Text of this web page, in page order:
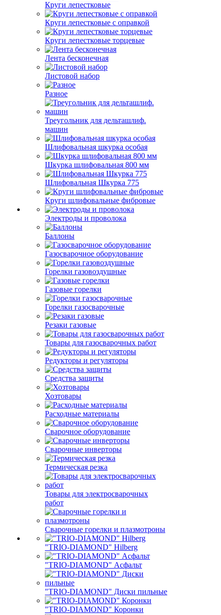
Круги лепестковые
Круги лепестковые с оправкой
Круги лепестковые торцевые
Лента бесконечная
Листовой набор
Разное
Треугольник для дельташлиф.
машин
Шлифовальная шкурка особая
Шкурка шлифовальная 800 мм
Шлифовальная Шкурка 775
Круги шлифовальные фибровые
Электроды и проволока
Баллоны
Газосварочное оборудование
Горелки газовоздушные
Газовые горелки
Горелки газосварочные
Резаки газовые
Товары для газосварочных работ
Редукторы и регуляторы
Средства защиты
Хозтовары
Расходные материалы
Сварочное оборудование
Сварочные инверторы
Термическая резка
Товары для электросварочных
работ
Сварочные горелки и плазмотроны
"TRIO-DIAMOND" Hilberg
"TRIO-DIAMOND" Асфальт
"TRIO-DIAMOND" Диски пильные
"TRIO-DIAMOND" Коронки